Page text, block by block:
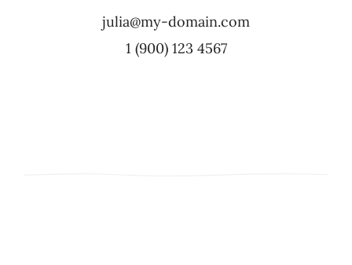
julia@my-domain.com
1 (900) 123 4567